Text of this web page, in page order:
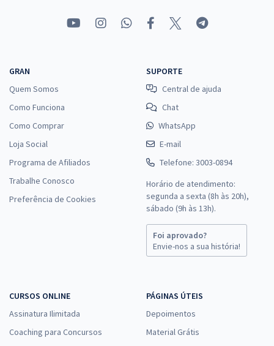
GRAN
Quem Somos
Como Funciona
Como Comprar
Loja Social
Programa de Afiliados
Trabalhe Conosco
Preferência de Cookies
SUPORTE
Central de ajuda
Chat
WhatsApp
E-mail
Telefone: 3003-0894
Horário de atendimento:
segunda a sexta (8h às 20h),
sábado (9h às 13h).
Foi aprovado?
Envie-nos a sua história!
CURSOS ONLINE
Assinatura Ilimitada
Coaching para Concursos
PÁGINAS ÚTEIS
Depoimentos
Material Grátis